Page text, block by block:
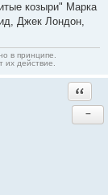
козыри" Марка
Джек Лондон,
в принципе.
их действие.
−